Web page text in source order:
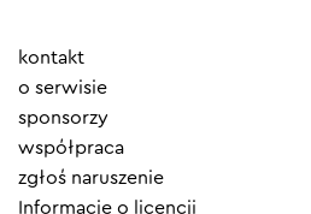
Element
menu
kontakt
o serwisie
sponsorzy
współpraca
zgłoś naruszenie
Informacje o licencji